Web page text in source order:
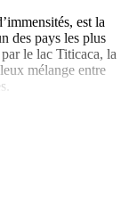
est la
des pays les plus
le lac Titicaca, la
mélange entre
amazoniennes
on s’imprègne
d’autres trésors
animés de